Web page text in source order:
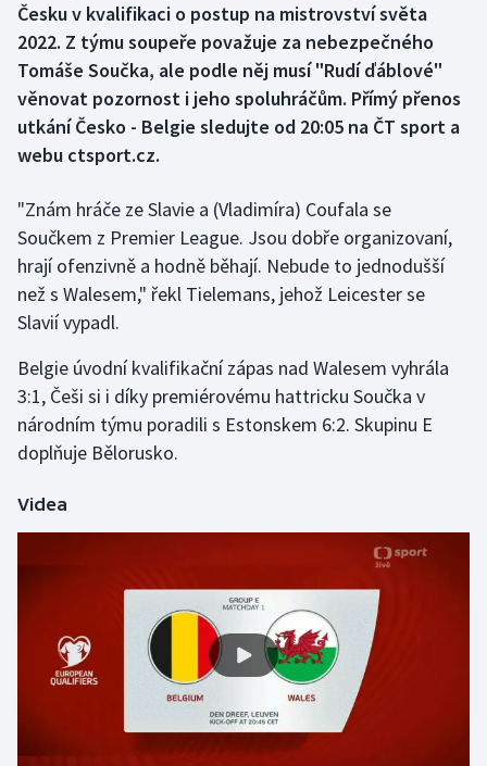
Dostihy
Florbal
Futsal
Gymnastika
Házená
Judo
Krasobruslení
Lezení
Motorsport
Česku v kvalifikaci o postup na mistrovství světa
2022. Z týmu soupeře považuje za nebezpečného
Tomáše Součka, ale podle něj musí "Rudí ďáblové"
věnovat pozornost i jeho spoluhráčům. Přímý přenos
utkání Česko - Belgie sledujte od 20:05 na ČT sport a
webu ctsport.cz.
"Znám hráče ze Slavie a (Vladimíra) Coufala se
Součkem z Premier League. Jsou dobře organizovaní,
hrají ofenzivně a hodně běhají. Nebude to jednodušší
než s Walesem," řekl Tielemans, jehož Leicester se
Slavií vypadl.
Belgie úvodní kvalifikační zápas nad Walesem vyhrála
3:1, Češi si i díky premiérovému hattricku Součka v
národním týmu poradili s Estonskem 6:2. Skupinu E
doplňuje Bělorusko.
Videa